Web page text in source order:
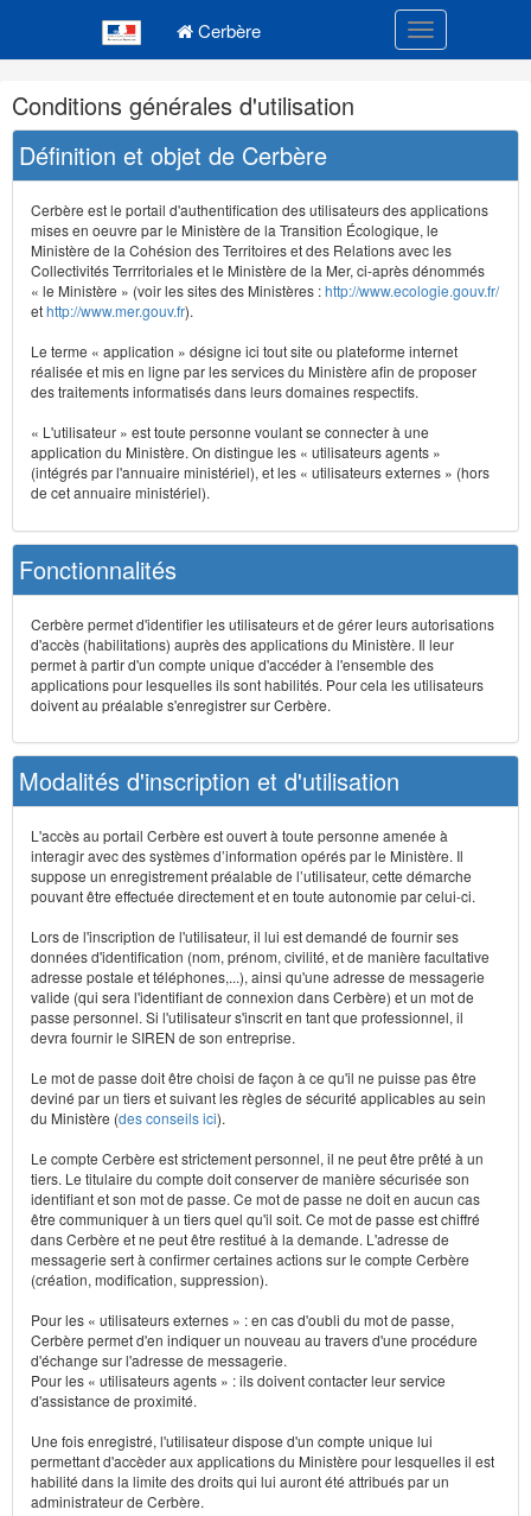
Cerbère Toggle
Navigation
et
outils
annexes
Conditions générales d'utilisation
Définition et objet de Cerbère
Cerbère est le portail d'authentification des utilisateurs des applications
mises en oeuvre par le Ministère de la Transition Écologique, le
Ministère de la Cohésion des Territoires et des Relations avec les
Collectivités Terrritoriales et le Ministère de la Mer, ci-après dénommés
« le Ministère » (voir les sites des Ministères :http://www.ecologie.gouv.fr/
ethttp://www.mer.gouv.fr).
Le terme « application » désigne ici tout site ou plateforme internet
réalisée et mis en ligne par les services du Ministère afin de proposer
des traitements informatisés dans leurs domaines respectifs.
« L'utilisateur » est toute personne voulant se connecter à une
application du Ministère. On distingue les « utilisateurs agents »
(intégrés par l'annuaire ministériel), et les « utilisateurs externes » (hors
de cet annuaire ministériel).
Fonctionnalités
Cerbère permet d'identifier les utilisateurs et de gérer leurs autorisations
d'accès (habilitations) auprès des applications du Ministère. Il leur
permet à partir d'un compte unique d'accéder à l'ensemble des
applications pour lesquelles ils sont habilités. Pour cela les utilisateurs
doivent au préalable s'enregistrer sur Cerbère.
Modalités d'inscription et d'utilisation
L'accès au portail Cerbère est ouvert à toute personne amenée à
interagir avec des systèmes d’information opérés par le Ministère. Il
suppose un enregistrement préalable de l’utilisateur, cette démarche
pouvant être effectuée directement et en toute autonomie par celui-ci.
Lors de l'inscription de l'utilisateur, il lui est demandé de fournir ses
données d'identification (nom, prénom, civilité, et de manière facultative
adresse postale et téléphones,...), ainsi qu'une adresse de messagerie
valide (qui sera l'identifiant de connexion dans Cerbère) et un mot de
passe personnel. Si l'utilisateur s'inscrit en tant que professionnel, il
devra fournir le SIREN de son entreprise.
Le mot de passe doit être choisi de façon à ce qu'il ne puisse pas être
deviné par un tiers et suivant les règles de sécurité applicables au sein
du Ministère (des conseils ici).
Le compte Cerbère est strictement personnel, il ne peut être prêté à un
tiers. Le titulaire du compte doit conserver de manière sécurisée son
identifiant et son mot de passe. Ce mot de passe ne doit en aucun cas
être communiquer à un tiers quel qu'il soit. Ce mot de passe est chiffré
dans Cerbère et ne peut être restitué à la demande. L'adresse de
messagerie sert à confirmer certaines actions sur le compte Cerbère
(création, modification, suppression).
Pour les « utilisateurs externes » : en cas d'oubli du mot de passe,
Cerbère permet d'en indiquer un nouveau au travers d'une procédure
d'échange sur l'adresse de messagerie.
Pour les « utilisateurs agents » : ils doivent contacter leur service
d'assistance de proximité.
Une fois enregistré, l'utilisateur dispose d'un compte unique lui
permettant d'accèder aux applications du Ministère pour lesquelles il est
habilité dans la limite des droits qui lui auront été attribués par un
administrateur de Cerbère.